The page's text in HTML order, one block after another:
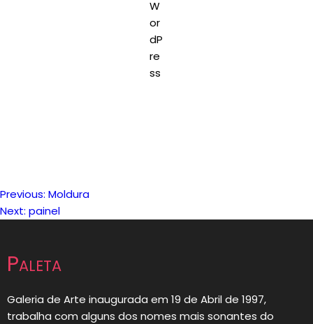
Navegação
artigos
Previous: Moldura
Next: painel
Paleta
Galeria de Arte inaugurada em 19 de Abril de 1997,
trabalha com alguns dos nomes mais sonantes do